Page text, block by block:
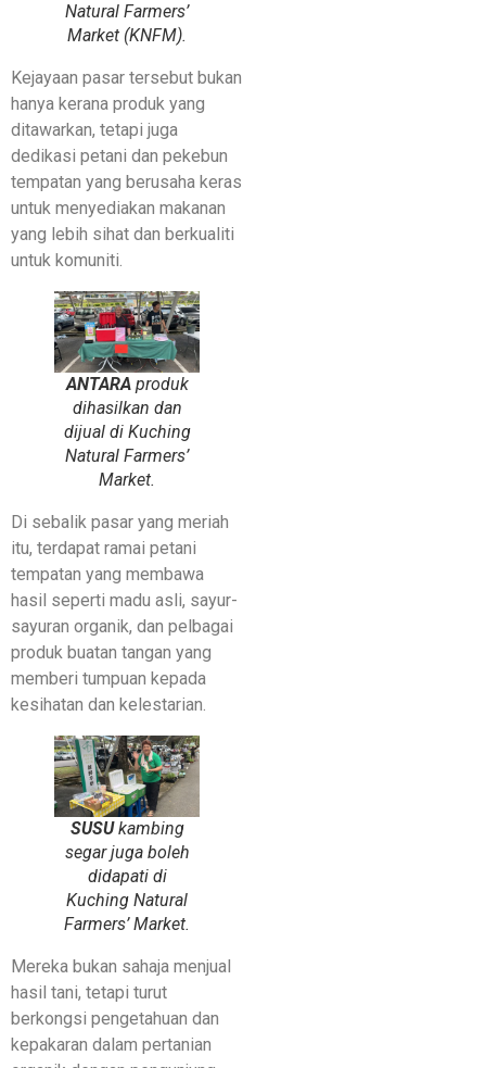
Natural Farmers’
Market (KNFM).
Kejayaan pasar tersebut bukan
hanya kerana produk yang
ditawarkan, tetapi juga
dedikasi petani dan pekebun
tempatan yang berusaha keras
untuk menyediakan makanan
yang lebih sihat dan berkualiti
untuk komuniti.
ANTARA produk
dihasilkan dan
dijual di Kuching
Natural Farmers’
Market.
Di sebalik pasar yang meriah
itu, terdapat ramai petani
tempatan yang membawa
hasil seperti madu asli, sayur-
sayuran organik, dan pelbagai
produk buatan tangan yang
memberi tumpuan kepada
kesihatan dan kelestarian.
SUSUkambing
segar juga boleh
didapati di
Kuching Natural
Farmers’ Market.
Mereka bukan sahaja menjual
hasil tani, tetapi turut
berkongsi pengetahuan dan
kepakaran dalam pertanian